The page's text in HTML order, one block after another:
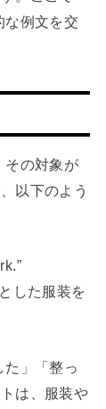
な例文を交
その対象が
以下のよう
した服装を
」「整っ
は、服装や